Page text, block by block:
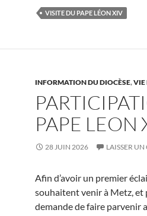
VISITE DU PAPE LÉON XIV
INFORMATION DU DIOCÈSE,VIE
PAPE LEON
28 JUIN 2026 LAISSER
Afin d’avoir un premier
souhaitent venir à Metz, et
demande de faire parvenir